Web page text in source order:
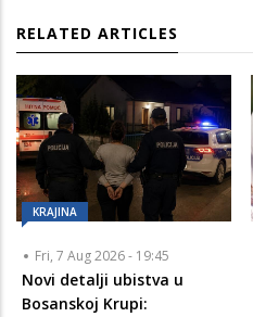
RELATED ARTICLES
KRAJINA
Fri, 7 Aug 2026 - 19:45
Novi detalji ubistva u
Bosanskoj Krupi: